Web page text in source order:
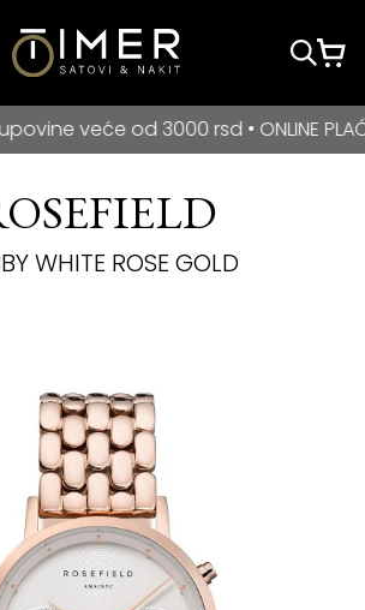
za kupovine veće od 3000 rsd •
od 3000 rsd • ONLINE PLAĆANJE
WHITE ROSE GOLD